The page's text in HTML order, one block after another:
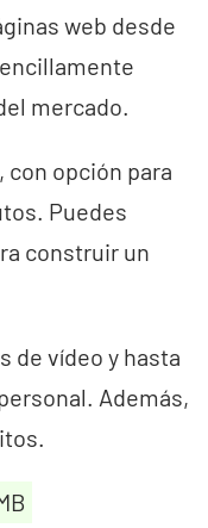
web desde
mercado.
opción para
Puedes
construir un
de vídeo y hasta
Además,